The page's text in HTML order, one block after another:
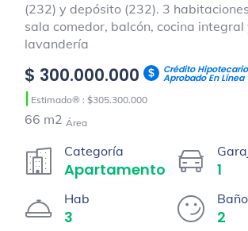
(232) y depósito (232). 3
sala comedor, balcón, cocina integral
lavandería
$ 300.000.000 Crédito Hipotecario
Aprobado En Línea
| Estimado® : $305.300.000
66 m2 Área
Categoría
Apartamento 1
Hab
3 2